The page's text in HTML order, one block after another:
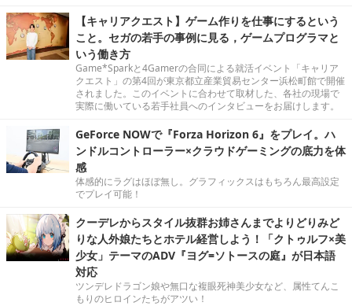
【キャリアクエスト】ゲーム作りを仕事にするという
こと。セガの若手の事例に見る，ゲームプログラマと
いう働き方
Game*Sparkと4Gamerの合同による就活イベント「キャリア
クエスト」の第4回が東京都立産業貿易センター浜松町館で開催
されました。このイベントに合わせて取材した、各社の現場で
実際に働いている若手社員へのインタビューをお届けします。
GeForce NOWで『Forza Horizon 6』をプレイ。ハ
ンドルコントローラー×クラウドゲーミングの底力を体
感
体感的にラグはほぼ無し。グラフィックスはもちろん最高設定
でプレイ可能！
クーデレからスタイル抜群お姉さんまでよりどりみど
りな人外娘たちとホテル経営しよう！「クトゥルフ×美
少女」テーマのADV『ヨグ=ソトースの庭』が日本語
対応
ツンデレドラゴン娘や無口な複眼死神美少女など、属性てんこ
もりのヒロインたちがアツい！